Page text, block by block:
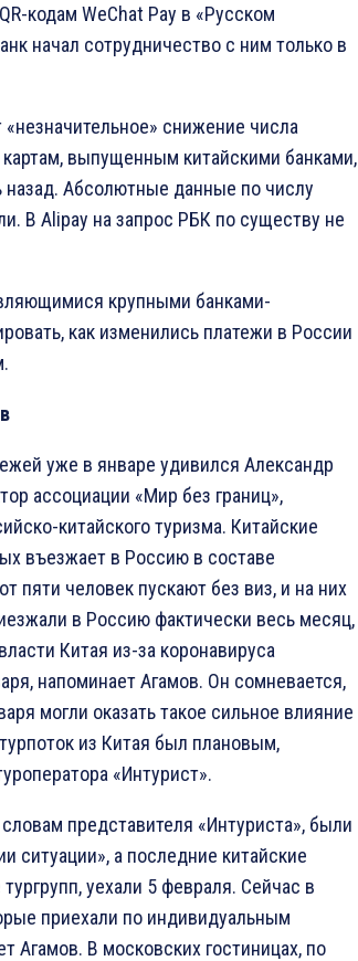
кодам WeChat Pay в «Русском
начал сотрудничество с ним только в
снижение числа
картам, выпущенным китайскими банками,
Абсолютные данные по числу
В Alipay на запрос РБК по существу не
крупными банками-
как изменились платежи в России
уже в январе удивился Александр
ассоциации «Мир без границ»,
китайского туризма. Китайские
въезжает в Россию в составе
пяти человек пускают без виз, и на них
в Россию фактически весь месяц,
Китая из-за коронавируса
напоминает Агамов. Он сомневается,
могли оказать такое сильное влияние
из Китая был плановым,
«Интурист».
представителя «Интуриста», были
ситуации», а последние китайские
уехали 5 февраля. Сейчас в
приехали по индивидуальным
Агамов. В московских гостиницах, по